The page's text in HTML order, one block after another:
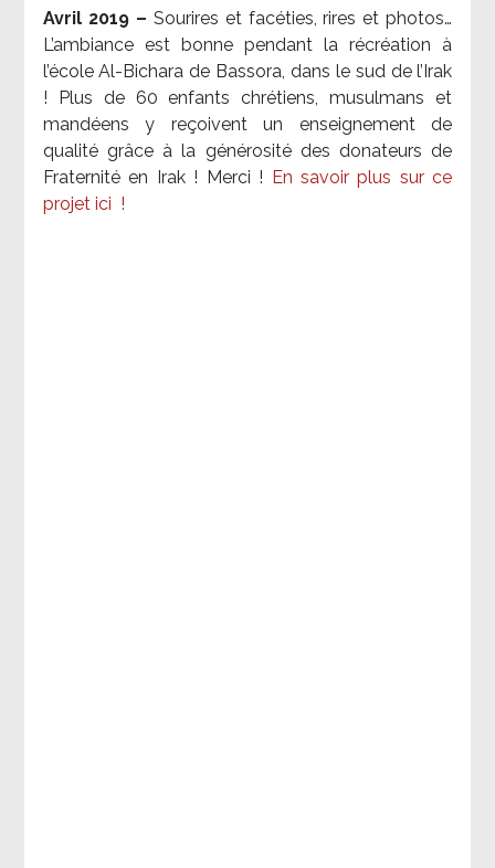
Avril 2019 – Sourires et facéties, rires et photos…
L’ambiance est bonne pendant la récréation à
l’école Al-Bichara de Bassora, dans le sud de l’Irak
! Plus de 60 enfants chrétiens, musulmans et
mandéens y reçoivent un enseignement de
qualité grâce à la générosité des donateurs de
Fraternité en Irak ! Merci !
En savoir plus sur ce
projet ici !